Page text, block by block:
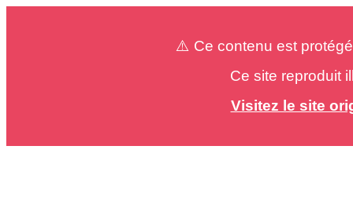
⚠️ Ce contenu est
Ce site reproduit
Visitez le site